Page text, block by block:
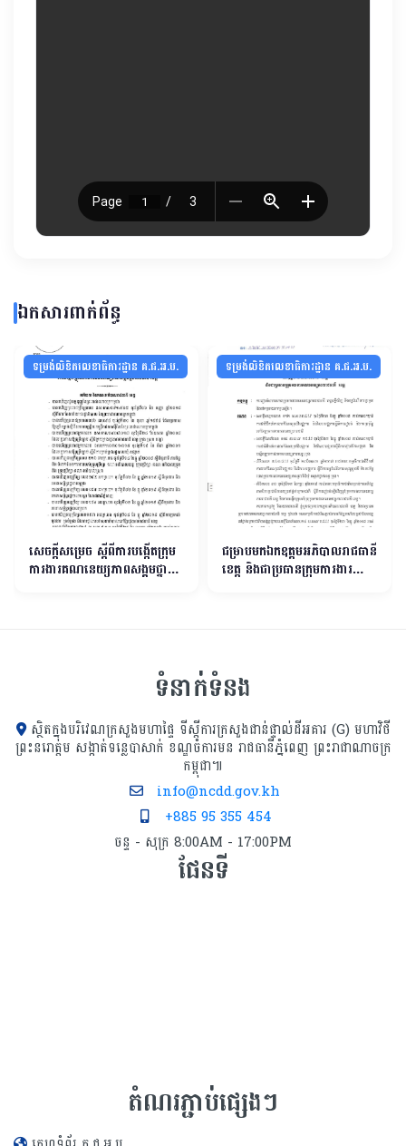
ឯកសារពាក់ព័ន្ធ
ទម្រង់លិខិតលេខាធិការដ្ឋាន គ.ជ.អ.ប.
សេចក្តីសម្រេច ស្តីពីការបង្កើតក្រុម
ការងារគណនេយ្យភាពសង្គមថ្នាក់
ទម្រង់លិខិតលេខាធិការដ្ឋាន គ.ជ.អ.ប.
ជម្រាបមកឯកឧត្តមអភិបាលរាជធានី
ខេត្ត និងជាប្រធានក្រុមការងារ
ទំនាក់ទំនង
ស្ថិតក្នុងបរិវេណក្រសួងមហាផ្ទៃ ទីស្ដីការក្រសួង​ជាន់ផ្ទាល់ដីអគារ (G) មហាវិថី
ព្រះនរោត្តម សង្កាត់ទន្លេបាសាក់ ខណ្ឌចំការមន រាជធានីភ្នំពេញ ព្រះរាជាណាចក្រ
កម្ពុជា៕
info@ncdd.gov.kh
+885 95 355 454
ចន្ទ - សុក្រ 8:00AM - 17:00PM
ផែនទី
តំណរភ្ជាប់ផ្សេងៗ